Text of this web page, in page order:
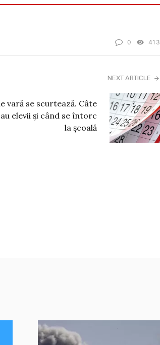
0 413
NEXT ARTICLE
vară se scurtează. Câte
elevii și când se întorc
la școală